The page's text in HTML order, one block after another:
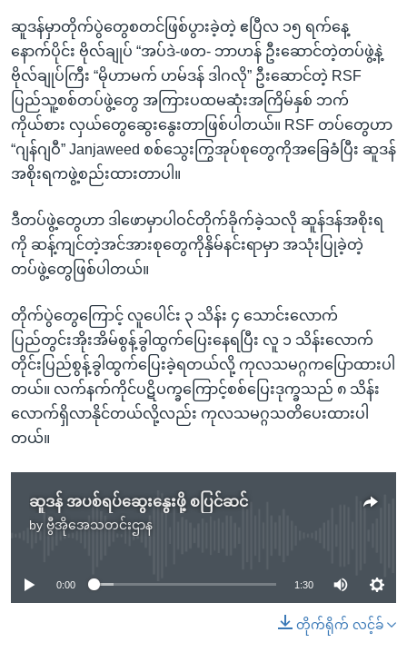
ဆူဒန်မှာတိုက်ပွဲတွေစတင်ဖြစ်ပွားခဲ့တဲ့ ဧပြီလ ၁၅ ရက်နေ့
နောက်ပိုင်း ဗိုလ်ချုပ် “အပ်ဒဲ-ဖတ- ဘာဟန် ဦးဆောင်တဲ့တပ်ဖွဲ့နဲ့
ဗိုလ်ချုပ်ကြီး “မိုဟာမက် ဟမ်ဒန် ဒါဂလို” ဦးဆောင်တဲ့ RSF
ပြည်သူ့စစ်တပ်ဖွဲ့တွေ အကြားပထမဆုံးအကြိမ်နှစ် ဘက်
ကိုယ်စား လှယ်တွေဆွေးနွေးတာဖြစ်ပါတယ်။ RSF တပ်တွေဟာ
“ဂျန်ဂျဝီ” Janjaweed စစ်သွေးကြွအုပ်စုတွေကိုအခြေခံပြီး ဆူဒန်
အစိုးရကဖွဲ့စည်းထားတာပါ။
ဒီတပ်ဖွဲ့တွေဟာ ဒါဖောမှာပါဝင်တိုက်ခိုက်ခဲ့သလို ဆူန်ဒန်အစိုးရ
ကို ဆန့်ကျင်တဲ့အင်အားစုတွေကိုနှိမ်နင်းရာမှာ အသုံးပြုခဲ့တဲ့
တပ်ဖွဲ့တွေဖြစ်ပါတယ်။
တိုက်ပွဲတွေကြောင့် လူပေါင်း ၃ သိန်း ၄ သောင်းလောက်
ပြည်တွင်းအိုးအိမ်စွန့်ခွါထွက်ပြေးနေရပြီး လူ ၁ သိန်းလောက်
တိုင်းပြည်စွန့်ခွါထွက်ပြေးခဲ့ရတယ်လို့ ကုလသမဂ္ဂကပြောထားပါ
တယ်။ လက်နက်ကိုင်ပဋိပက္ခကြောင့်စစ်ပြေးဒုက္ခသည် ၈ သိန်း
လောက်ရှိလာနိုင်တယ်လို့လည်း ကုလသမဂ္ဂသတိပေးထားပါ
တယ်။
ဆူဒန် အပစ်ရပ်ဆွေးနွေးဖို့ စပြင်ဆင်
by ဗွီအိုအေသတင်းဌာန
No media source currently available
0:00 1:30
တိုက်ရိုက် လင့်ခ်